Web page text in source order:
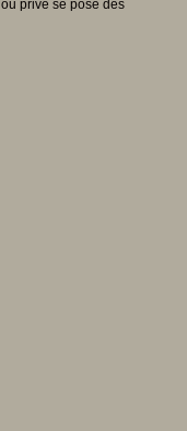
privé se pose des